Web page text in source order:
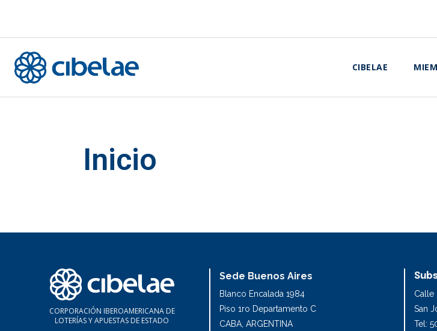
CIBELAE
Inicio
CORPORACIÓN IBEROAMERICANA DE
LOTERÍAS Y APUESTAS DE ESTADO
Sede Buenos Aires
Blanco Encalada 1984
Piso 1ro Departamento C
CABA, ARGENTINA
Calle
San
Tel: